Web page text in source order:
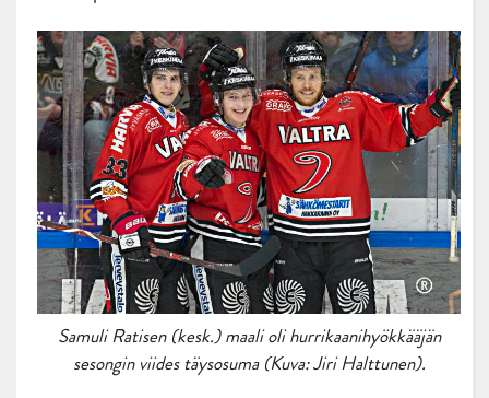
Samuli Ratisen (kesk.) maali oli hurrikaanihyökkääjän
sesongin viides täysosuma (Kuva: Jiri Halttunen).